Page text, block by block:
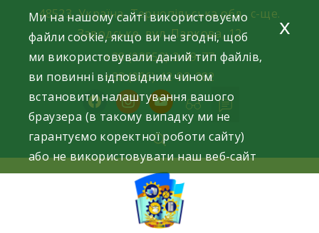
content
48523, Україна, Тернопільська обл., с-ще.
Заводське, вул. Паркова, 12
+38 (03552) 2-49-77
+38 (096) 42-93-282
facebookinstagramyoutube
Ми на нашому сайті використовуємо
файли cookie, якщо ви не згодні, щоб
ми використовували даний тип файлів,
ви повинні відповідним чином
встановити налаштування вашого
браузера (в такому випадку ми не
гарантуємо коректної роботи сайту)
або не використовувати наш веб-сайт
x